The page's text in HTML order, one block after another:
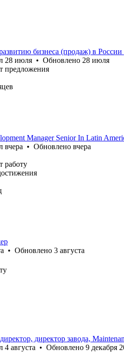
бизнеса (продаж) в России
28 июля • Обновлено 28 июля
предложения
Manager Senior In Latin
вчера • Обновлено вчера
работу
• Обновлено 3 августа
директор завода,
4 августа • Обновлено 9 декабря